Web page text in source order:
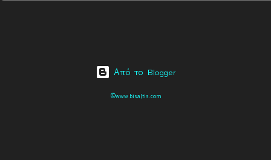
Από το Blogger
©www.bisaltis.com